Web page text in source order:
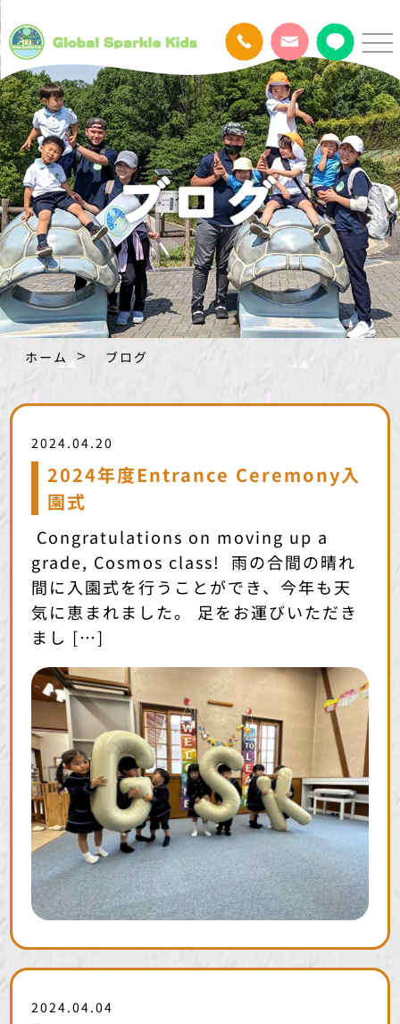
ホーム ブログ
2024.04.20
2024年度Entrance Ceremony入
園式
Congratulations on moving up a
grade, Cosmos class! 雨の合間の晴れ
間に入園式を行うことができ、今年も天
気に恵まれました。 足をお運びいただき
まし […]
2024.04.04